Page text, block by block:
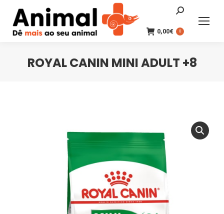
Search:
0,00€ 0
ROYAL CANIN MINI ADULT +8